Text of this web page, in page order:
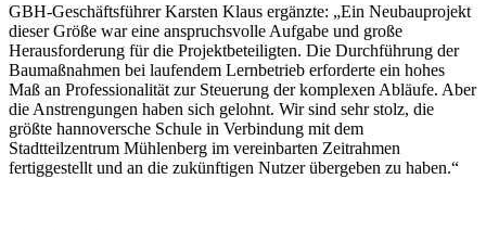
GBH-Geschäftsführer Karsten Klaus ergänzte: „Ein Neubauprojekt
dieser Größe war eine anspruchsvolle Aufgabe und große
Herausforderung für die Projektbeteiligten. Die Durchführung der
Baumaßnahmen bei laufendem Lernbetrieb erforderte ein hohes
Maß an Professionalität zur Steuerung der komplexen Abläufe. Aber
die Anstrengungen haben sich gelohnt. Wir sind sehr stolz, die
größte hannoversche Schule in Verbindung mit dem
Stadtteilzentrum Mühlenberg im vereinbarten Zeitrahmen
fertiggestellt und an die zukünftigen Nutzer übergeben zu haben.“